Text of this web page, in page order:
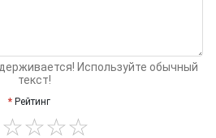
Используйте обычный
текст!
Рейтинг